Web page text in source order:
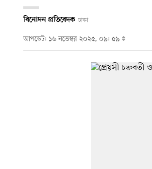
বিনোদন প্রতিবেদক ঢাকা
আপডেট: ১৬ নভেম্বর ২০২৫, ০৯: ৫৯